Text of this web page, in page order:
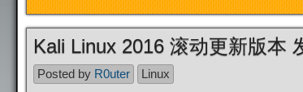
Kali Linux 2016 滚动更新版本
Posted by R0uter
Linux